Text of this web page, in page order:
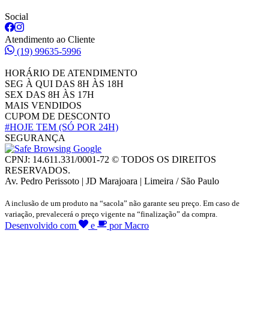
Social
Atendimento ao Cliente
(19) 99635-5996
HORÁRIO DE ATENDIMENTO
SEG À QUI DAS 8H ÀS 18H
SEX DAS 8H ÀS 17H
MAIS VENDIDOS
CUPOM DE DESCONTO
#HOJE TEM (SÓ POR 24H)
SEGURANÇA
CPNJ: 14.611.331/0001-72 © TODOS OS DIREITOS
RESERVADOS.
Av. Pedro Perissoto | JD Marajoara | Limeira / São Paulo
A inclusão de um produto na “sacola” não garante seu preço. Em caso de
variação, prevalecerá o preço vigente na “finalização” da compra.
Desenvolvido com e por Macro